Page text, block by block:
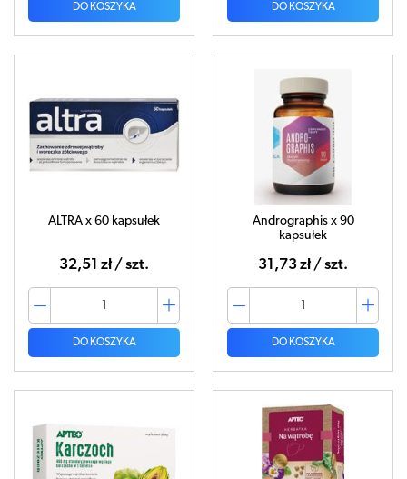
DO KOSZYKA DO KOSZYKA
ALTRA x 60 kapsułek
32,51 zł / szt.
DO KOSZYKA
Andrographis x 90
kapsułek
31,73 zł / szt.
DO KOSZYKA